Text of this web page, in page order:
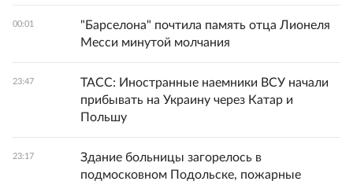
00:01
"Барселона" почтила память отца Лионеля
Месси минутой молчания
23:47
ТАСС: Иностранные наемники ВСУ начали
прибывать на Украину через Катар и
Польшу
23:17
Здание больницы загорелось в
подмосковном Подольске, пожарные